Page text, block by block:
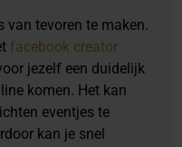
van tevoren te maken.
facebook creator
jezelf een duidelijk
komen. Het kan
eventjes te
kan je snel